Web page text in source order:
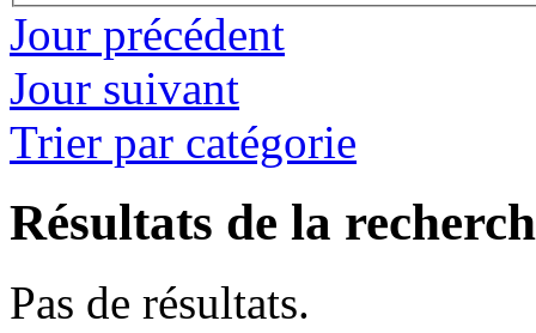
Jour précédent
Jour suivant
Trier par catégorie
Résultats de la
Pas de résultats.